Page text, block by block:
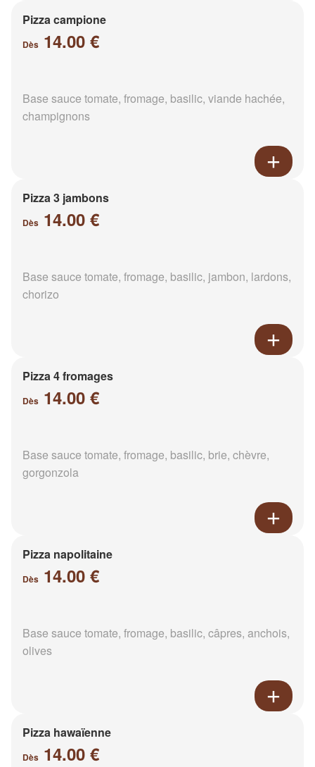
Pizza campione
Dès 14.00 €
Base sauce tomate, fromage, basilic, viande hachée,
champignons
Pizza 3 jambons
Dès 14.00 €
Base sauce tomate, fromage, basilic, jambon, lardons,
chorizo
Pizza 4 fromages
Dès 14.00 €
Base sauce tomate, fromage, basilic, brie, chèvre,
gorgonzola
Pizza napolitaine
Dès 14.00 €
Base sauce tomate, fromage, basilic, câpres, anchois,
olives
Pizza hawaïenne
Dès 14.00 €